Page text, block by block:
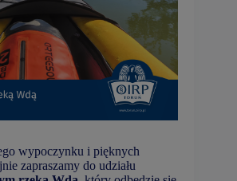
wypoczynku i pięknych
zapraszamy do udziału